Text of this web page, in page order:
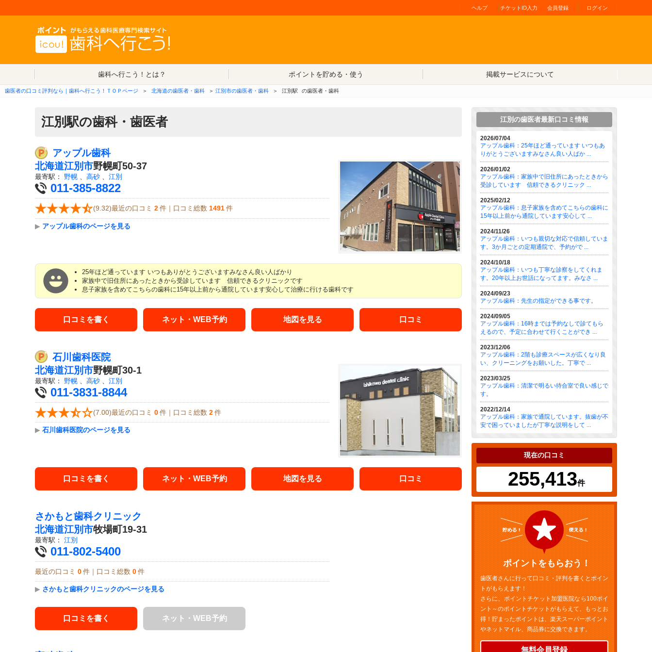
ヘルプ チケットID入力 会員登録 ログイン
歯科へ行こう！とは？
ポイントを貯める・使う 掲載サービスについて
歯医者の口コミ評判なら｜歯科へ行こう！ＴＯＰページ ＞ 北海道の歯医者・歯科 ＞ 江別市の歯医者・歯科 ＞ 江別駅 の歯医者・歯科
江別駅の歯科・歯医者
アップル歯科
北海道江別市野幌町50-37
最寄駅： 野幌 高砂 江別
011-385-8822
(9.32)最近の口コミ 2 件｜口コミ総数 1491 件
▶ アップル歯科のページを見る
25年ほど通っています いつもありがとうございますみなさん良い人ばかり
家族中で旧住所にあったときから受診しています 信頼できるクリニックです
息子家族を含めてこちらの歯科に15年以上前から通院しています安心して治療に行ける歯科です
口コミを書く ネット・WEB予約 地図を見る 口コミ
石川歯科医院
北海道江別市野幌町30-1
最寄駅： 野幌 高砂 江別
011-3831-8844
(7.00)最近の口コミ 0 件｜口コミ総数 2 件
▶ 石川歯科医院のページを見る
口コミを書く ネット・WEB予約 地図を見る 口コミ
さかもと歯科クリニック
北海道江別市牧場町19-31
最寄駅： 江別
011-802-5400
最近の口コミ 0 件｜口コミ総数 0 件
▶ さかもと歯科クリニックのページを見る
口コミを書く ネット・WEB予約
江別の歯医者最新口コミ情報
2026/07/04
アップル歯科：25年ほど通っています いつもあ
りがとうございますみなさん良い人ばか ...
2026/01/02
アップル歯科：家族中で旧住所にあったときから
受診しています 信頼できるクリニック ...
2025/02/12
アップル歯科：息子家族を含めてこちらの歯科に
15年以上前から通院しています安心して ...
2024/11/26
アップル歯科：いつも親切な対応で信頼していま
す。3か月ごとの定期通院で、予約がで ...
2024/10/18
アップル歯科：いつも丁寧な診察をしてくれま
す。20年以上お世話になってます。みなさ ...
2024/09/23
アップル歯科：先生の指定ができる事です。
2024/09/05
アップル歯科：16時までは予約なしで診てもら
えるので、予定に合わせて行くことができ ...
2023/12/06
アップル歯科：2階も診療スペースが広くなり良
い、クリーニングをお願いした。丁寧で ...
2023/03/25
アップル歯科：清潔で明るい待合室で良い感じで
す。
2022/12/14
アップル歯科：家族で通院しています。抜歯が不
安で困っていましたが丁寧な説明をして ...
現在の口コミ
255,413件
ポイントをもらおう！
歯医者さんに行って口コミ・評判を書くとポイン
トがもらえます！
さらに、ポイントチケット加盟医院なら100ポイ
ント～のポイントチケットがもらえて、もっとお
得！貯まったポイントは、楽天スーパーポイント
やネットマイル、商品券に交換できます。
無料会員登録